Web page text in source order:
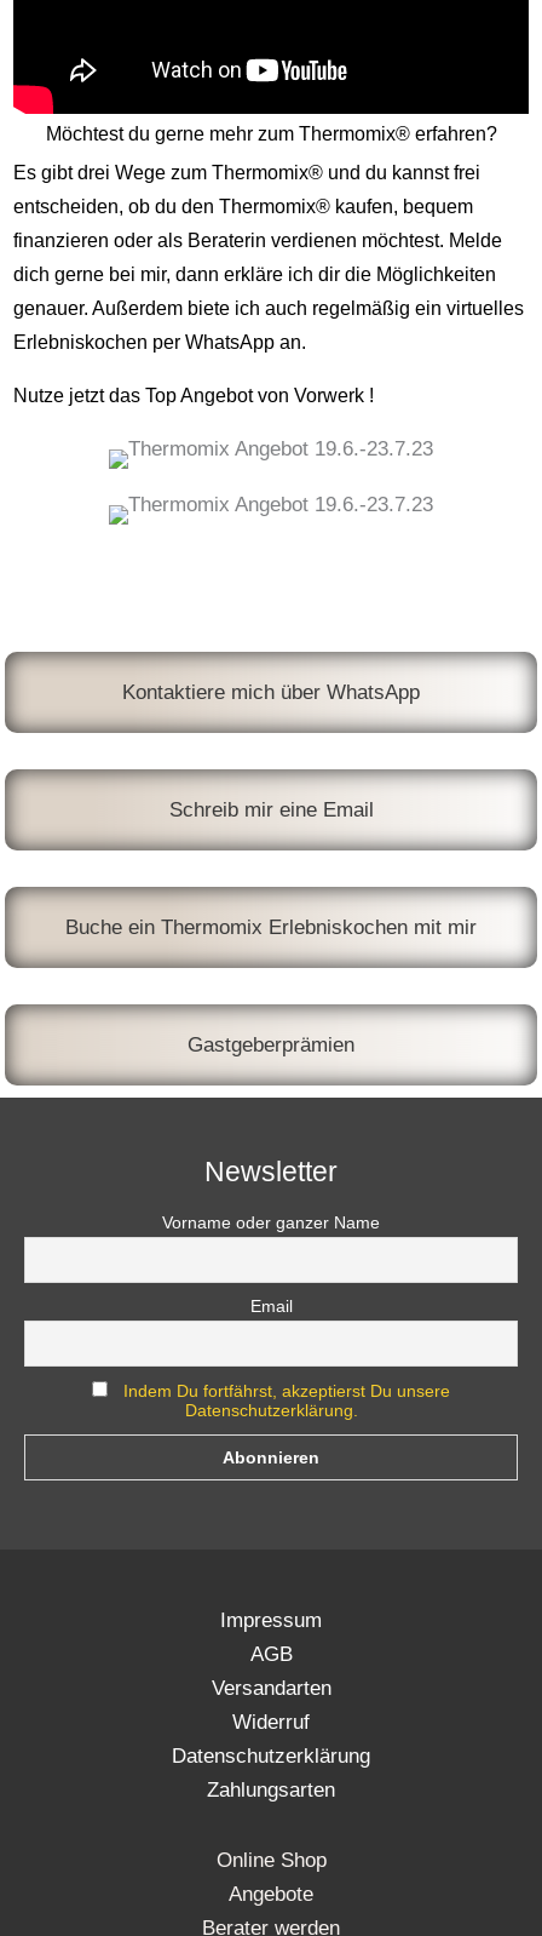
Möchtest du gerne mehr zum Thermomix® erfahren?
Es gibt drei Wege zum Thermomix® und du kannst frei
entscheiden, ob du den Thermomix® kaufen, bequem
finanzieren oder als Beraterin verdienen möchtest. Melde
dich gerne bei mir, dann erkläre ich dir die Möglichkeiten
genauer. Außerdem biete ich auch regelmäßig ein virtuelles
Erlebniskochen per WhatsApp an.
Nutze jetzt das Top Angebot von Vorwerk !
Kontaktiere mich über WhatsApp
Schreib mir eine Email
Buche ein Thermomix Erlebniskochen mit mir
Gastgeberprämien
Newsletter
Vorname oder ganzer Name
Email
Indem Du fortfährst, akzeptierst Du unsere
Datenschutzerklärung.
Impressum
AGB
Versandarten
Widerruf
Datenschutzerklärung
Zahlungsarten
Online Shop
Angebote
Berater werden